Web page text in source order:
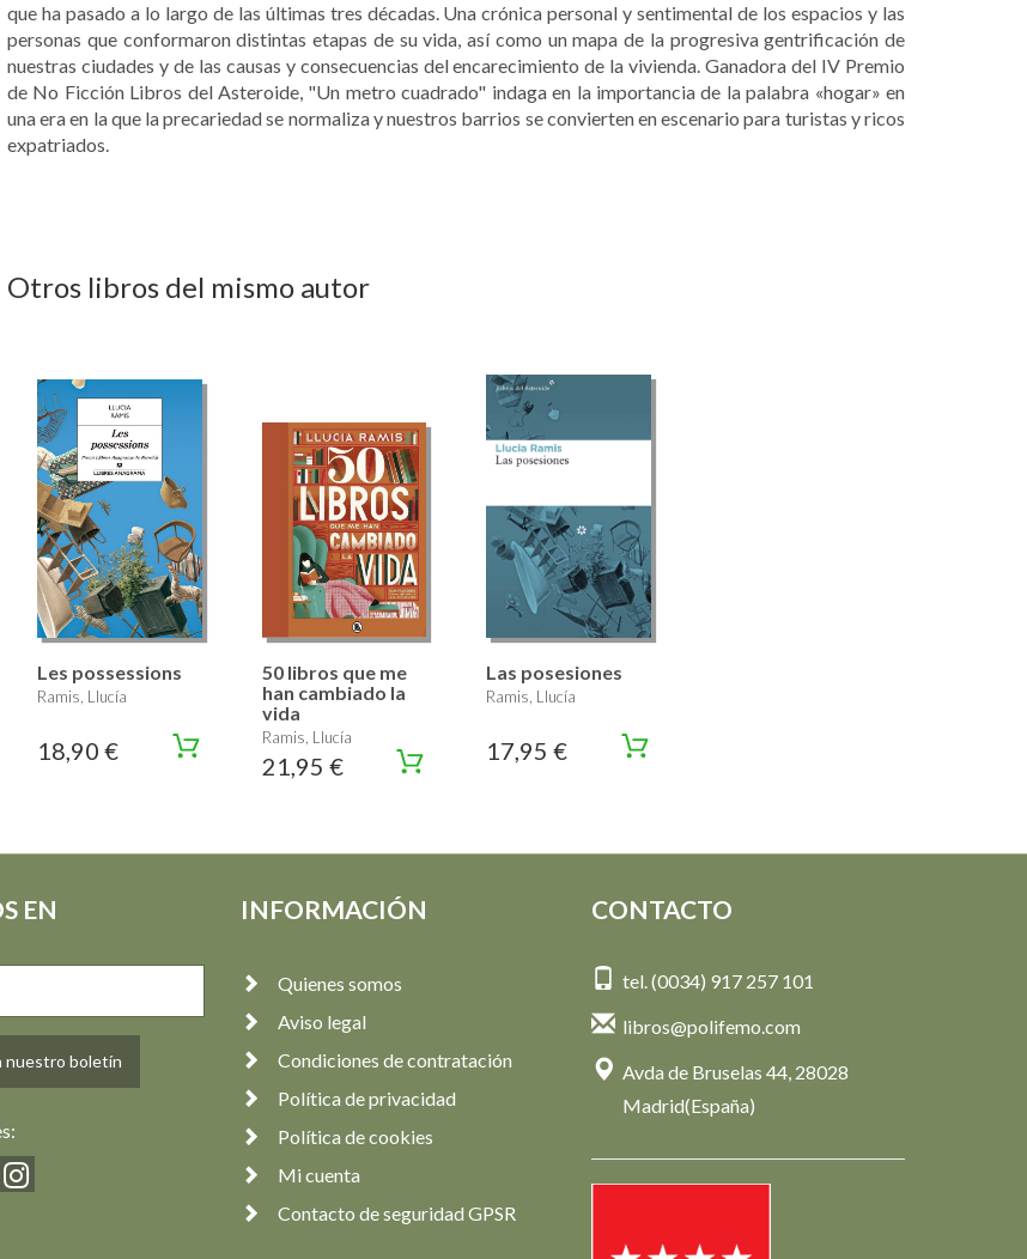
que ha pasado a lo largo de las últimas tres décadas. Una crónica personal y sentimental de los espacios y las
personas que conformaron distintas etapas de su vida, así como un mapa de la progresiva gentrificación de
nuestras ciudades y de las causas y consecuencias del encarecimiento de la vivienda. Ganadora del IV Premio
de No Ficción Libros del Asteroide, "Un metro cuadrado" indaga en la importancia de la palabra «hogar» en
una era en la que la precariedad se normaliza y nuestros barrios se convierten en escenario para turistas y ricos
expatriados.
Otros libros del mismo autor
Les possessions
Ramis, Llucía
18,90 €
50 libros que me
han cambiado la
vida
Ramis, Llucía
21,95 €
Las posesiones
Ramis, Llucía
17,95 €
EN
nuestro boletín
INFORMACIÓN
Quienes somos
Aviso legal
Condiciones de contratación
Política de privacidad
Política de cookies
Mi cuenta
Contacto de seguridad GPSR
CONTACTO
tel. (0034) 917 257 101
libros@polifemo.com
Avda de Bruselas 44, 28028
Madrid(España)